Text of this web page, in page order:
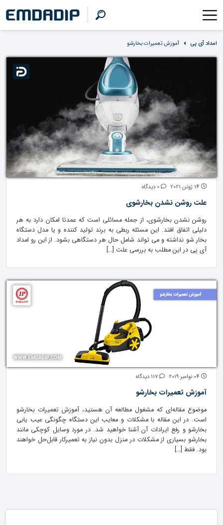
امداد آی پی آموزش تعمیرات بخارشو
علت روشن نشدن بخارشوی
روشن نشدن بخارشوی، از جمله مسائلی است که عمدتا امکان دارد به هر
دلیلی اتفاق افتد. این مسئله ربطی به برند تولید کننده و یا مدل دستگاه
بخار شو نداشته و می تواند شامل حال هر دستگاهی بشود. از این رو امداد
آی پی در این مطلب به بررسی علت […]
آموزش تعمیرات بخارشو
موضوع مقاله‌ای که مشغول مطالعه آن هستید، آموزش تعمیرات بخارشو
است. در این مقاله با مشکلات و معایب این دستگاه چگونگی عیب یابی
بخارشو و رفع ایرادات آن آشنا خواهید شد. در مورد وسایل کوچکی مانند
بخارشو بسیاری از مشکلات در منزل بدون نیاز به تعمیرکار قابل‌حل خواهند
بود. فقط […]